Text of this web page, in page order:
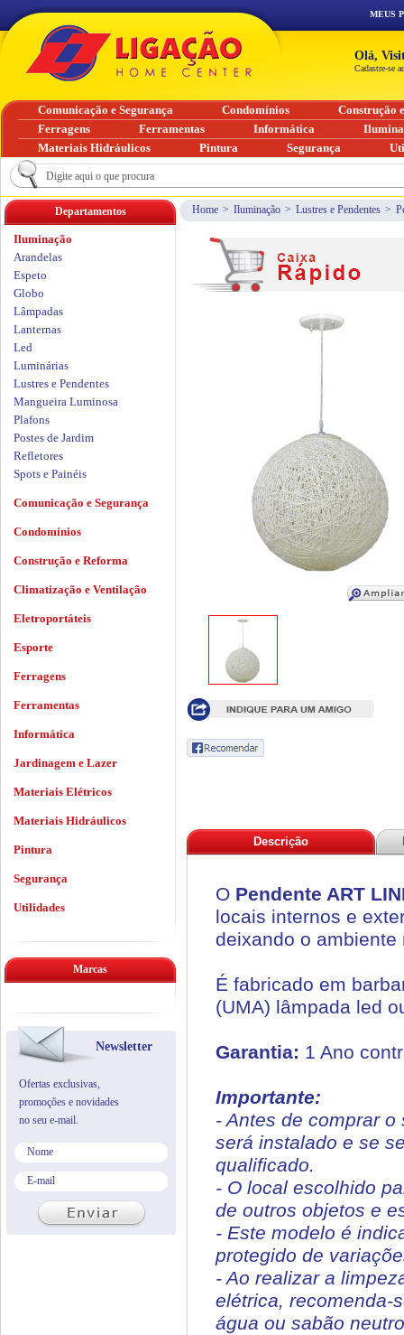
Home > Iluminação > Lustres e Pendentes >
Descrição
O Pendente ART
locais internos e
deixando o
É fabricado em
(UMA) lâmpada led
Garantia: 1 Ano
Importante:
- Antes de comprar
será instalado e se
qualificado.
- O local escolhido
de outros objetos e
- Este modelo é
protegido de
- Ao realizar a
elétrica, recomenda-
água ou sabão
Departamentos
Iluminação
Arandelas
Espeto
Globo
Lâmpadas
Lanternas
Led
Luminárias
Lustres e Pendentes
Mangueira Luminosa
Plafons
Postes de Jardim
Refletores
Spots e Painéis
Comunicação e Segurança
Condomínios
Construção e Reforma
Climatização e Ventilação
Eletroportáteis
Esporte
Ferragens
Ferramentas
Informática
Jardinagem e Lazer
Materiais Elétricos
Materiais Hidráulicos
Pintura
Segurança
Utilidades
Marcas
Newsletter
Ofertas exclusivas,
promoções e novidades
no seu e-mail.
MEUS
Olá,
Cadastre-se
Comunicação e Segurança Condomínios
Construção
Ferragens
Ferramentas Informática
Materiais Hidráulicos
Pintura Segurança